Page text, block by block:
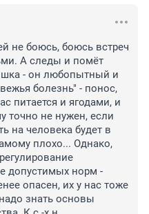
не боюсь, боюсь встреч
А следы и помёт
- он любопытный и
болезнь" - понос,
питается и ягодами, и
точно не нужен, если
на человека будет в
плохо... Однако,
допустимых норм -
опасен, их у нас тоже
знать основы